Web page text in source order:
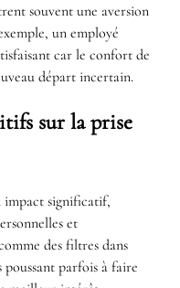
souvent une aversion
un employé
car le confort de
départ incertain.
sur la prise
impact significatif,
et
des filtres dans
parfois à faire